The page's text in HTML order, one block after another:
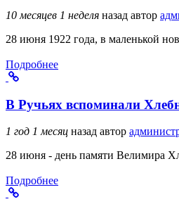
10 месяцев 1 неделя назад автор
28 июня 1922 года, в маленькой
Подробнее
В Ручьях вспоминали
1 год 1 месяц назад автор
28 июня - день памяти Велимира
Подробнее